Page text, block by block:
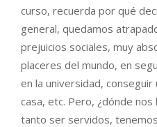
curso, recuerda por qué
general, quedamos
prejuicios sociales, muy
placeres del mundo, en
en la universidad,
casa, etc. Pero, ¿dónde
tanto ser servidos,